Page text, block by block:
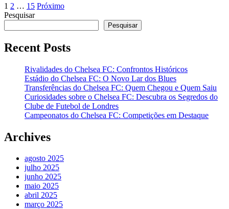
Paginação
de
posts
1 2 … 15 Próximo
Pesquisar
Pesquisar
Recent Posts
Rivalidades do Chelsea FC: Confrontos Históricos
Estádio do Chelsea FC: O Novo Lar dos Blues
Transferências do Chelsea FC: Quem Chegou e Quem Saiu
Curiosidades sobre o Chelsea FC: Descubra os Segredos do
Clube de Futebol de Londres
Campeonatos do Chelsea FC: Competições em Destaque
Archives
agosto 2025
julho 2025
junho 2025
maio 2025
abril 2025
março 2025